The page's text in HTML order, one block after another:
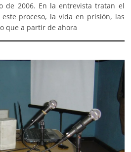
de 2006. En la entrevista tratan el
proceso, la vida en prisión, las
que a partir de ahora